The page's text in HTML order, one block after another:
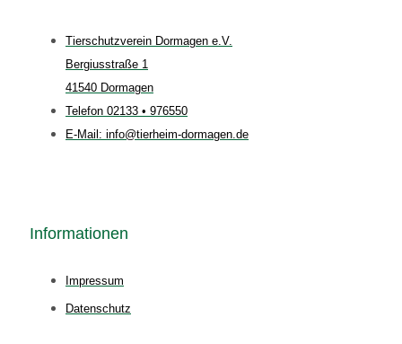
Tierschutzverein Dormagen e.V.
Bergiusstraße 1
41540 Dormagen
Telefon 02133 • 976550
E-Mail: info@tierheim-dormagen.de
Informationen
Impressum
Datenschutz